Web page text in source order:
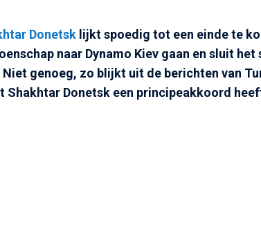
Donetsk lijkt spoedig tot een einde te
naar Dynamo Kiev gaan en sluit het
genoeg, zo blijkt uit de berichten van
Shakhtar Donetsk een principeakkoord